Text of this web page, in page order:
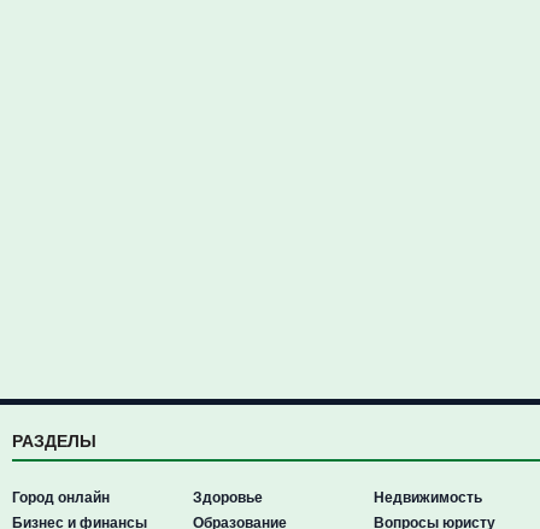
РАЗДЕЛЫ
Город онлайн
Бизнес и финансы
Здоровье
Образование
Недвижимость
Вопросы юристу